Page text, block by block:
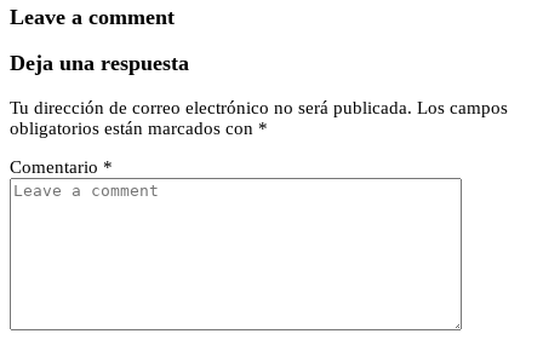
Leave a comment
Deja una respuesta
Tu dirección de correo electrónico no será publicada. Los campos
obligatorios están marcados con *
Comentario *